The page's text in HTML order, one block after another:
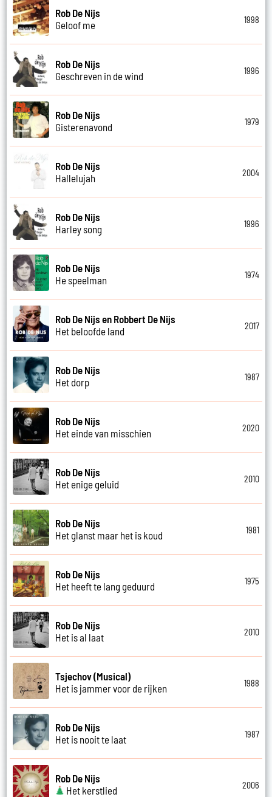
Rob De Nijs
Geloof me
1998
Rob De Nijs
Geschreven in de wind
1996
Rob De Nijs
Gisterenavond
1979
Rob De Nijs
Hallelujah
2004
Rob De Nijs
Harley song
1996
Rob De Nijs
He speelman
1974
Rob De Nijs en Robbert De Nijs
Het beloofde land
2017
Rob De Nijs
Het dorp
1987
Rob De Nijs
Het einde van misschien
2020
Rob De Nijs
Het enige geluid
2010
Rob De Nijs
Het glanst maar het is koud
1981
Rob De Nijs
Het heeft te lang geduurd
1975
Rob De Nijs
Het is al laat
2010
Tsjechov (Musical)
Het is jammer voor de rijken
1988
Rob De Nijs
Het is nooit te laat
1987
Rob De Nijs
Het kerstlied
2006